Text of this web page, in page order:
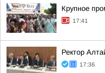
Крупное
17:41
Ректор
17:36